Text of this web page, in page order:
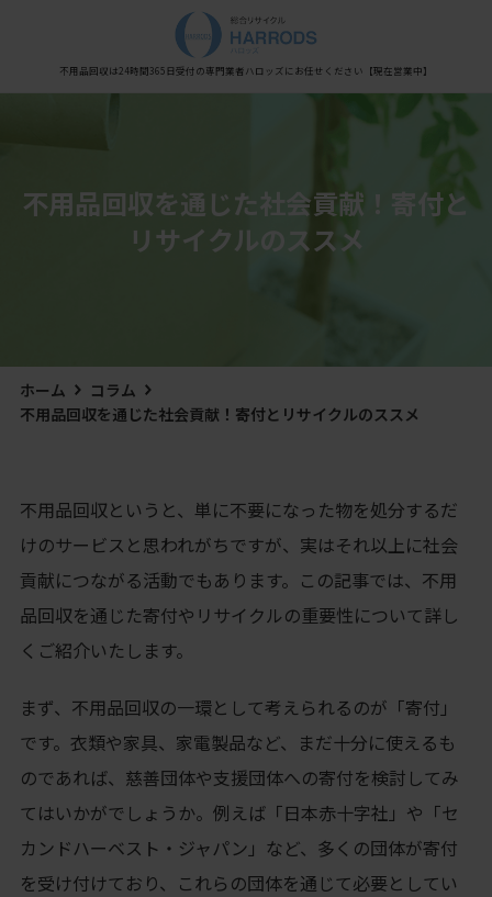
不用品回収は24時間365日受付の専門業者ハロッズにお任せください 【現在営業中】
/home/xs0909/kaisyu-fuyouhin.com/public_html/wp-content/themes/hestia/inc/views/blog/class-
不用品回収を通じた社会貢献！寄付と
リサイクルのススメ
ホーム
コラム
不用品回収を通じた社会貢献！寄付とリサイクルのススメ
不用品回収というと、単に不要になった物を処分するだ
けのサービスと思われがちですが、実はそれ以上に社会
貢献につながる活動でもあります。この記事では、不用
品回収を通じた寄付やリサイクルの重要性について詳し
くご紹介いたします。
まず、不用品回収の一環として考えられるのが「寄付」
です。衣類や家具、家電製品など、まだ十分に使えるも
のであれば、慈善団体や支援団体への寄付を検討してみ
てはいかがでしょうか。例えば「日本赤十字社」や「セ
カンドハーベスト・ジャパン」など、多くの団体が寄付
を受け付けており、これらの団体を通じて必要としてい